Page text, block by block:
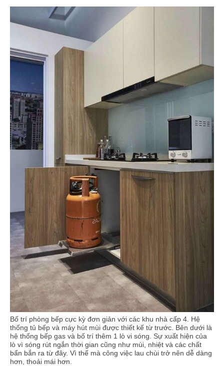
Bố trí phòng bếp cực kỳ đơn giản với các khu nhà cấp 4. Hệ
thống tủ bếp và máy hút mùi được thiết kế từ trước. Bên dưới là
hệ thống bếp gas và bố trí thêm 1 lò vi sóng. Sự xuất hiện của
lò vì sóng rút ngắn thời gian cũng như mùi, nhiệt và các chất
bẩn bắn ra từ đây. Vì thế mà công việc lau chùi trở nên dễ dàng
hơn, thoải mái hơn.